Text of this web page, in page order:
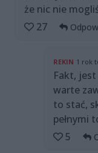
że nic nie
27
REKIN 1 rok
Fakt,
warte
to stać,
pełnymi
5